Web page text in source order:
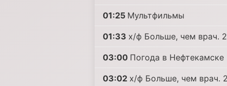
01:25 Mультфильмы
01:33 х/ф Больше, чем врач.
03:00 Погода в Нефтекамске
03:02 х/ф Больше, чем врач.